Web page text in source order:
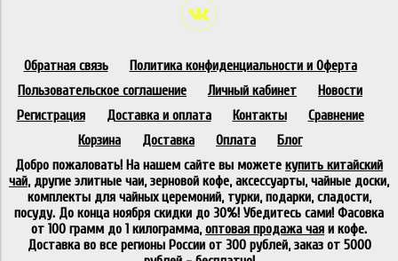
Обратная связь
Политика конфиденциальности и Оферта
Пользовательское соглашение
Личный кабинет
Новости
Регистрация
Доставка и оплата Контакты
Сравнение
Корзина
Доставка Оплата
Блог
Добро пожаловать! На нашем сайте вы можете купить китайский
чай, другие элитные чаи, зерновой кофе, аксессуарты, чайные доски,
комплекты для чайных церемоний, турки, подарки, сладости,
посуду. До конца ноября скидки до 30%! Убедитесь сами! Фасовка
от 100 грамм до 1 килограмма,оптовая продажа чая и кофе.
Доставка во все регионы России от 300 рублей, заказ от 5000